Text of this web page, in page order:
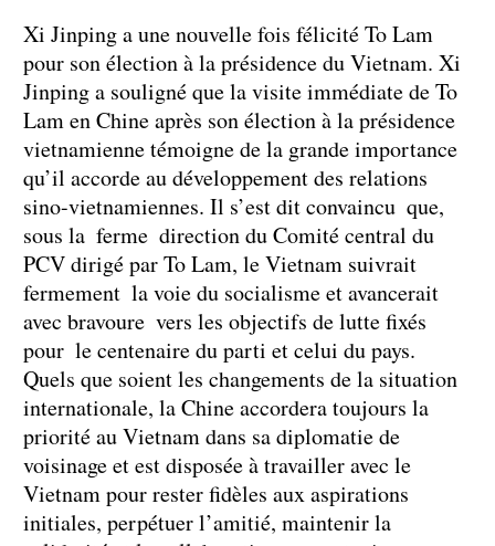
Xi Jinping a une nouvelle fois félicité To Lam
pour son élection à la présidence du Vietnam. Xi
Jinping a souligné que la visite immédiate de To
Lam en Chine après son élection à la présidence
vietnamienne témoigne de la grande importance
qu’il accorde au développement des relations
sino-vietnamiennes. Il s’est dit convaincu que,
sous la ferme direction du Comité central du
PCV dirigé par To Lam, le Vietnam suivrait
fermement la voie du socialisme et avancerait
avec bravoure vers les objectifs de lutte fixés
pour le centenaire du parti et celui du pays.
Quels que soient les changements de la situation
internationale, la Chine accordera toujours la
priorité au Vietnam dans sa diplomatie de
voisinage et est disposée à travailler avec le
Vietnam pour rester fidèles aux aspirations
initiales, perpétuer l’amitié, maintenir la